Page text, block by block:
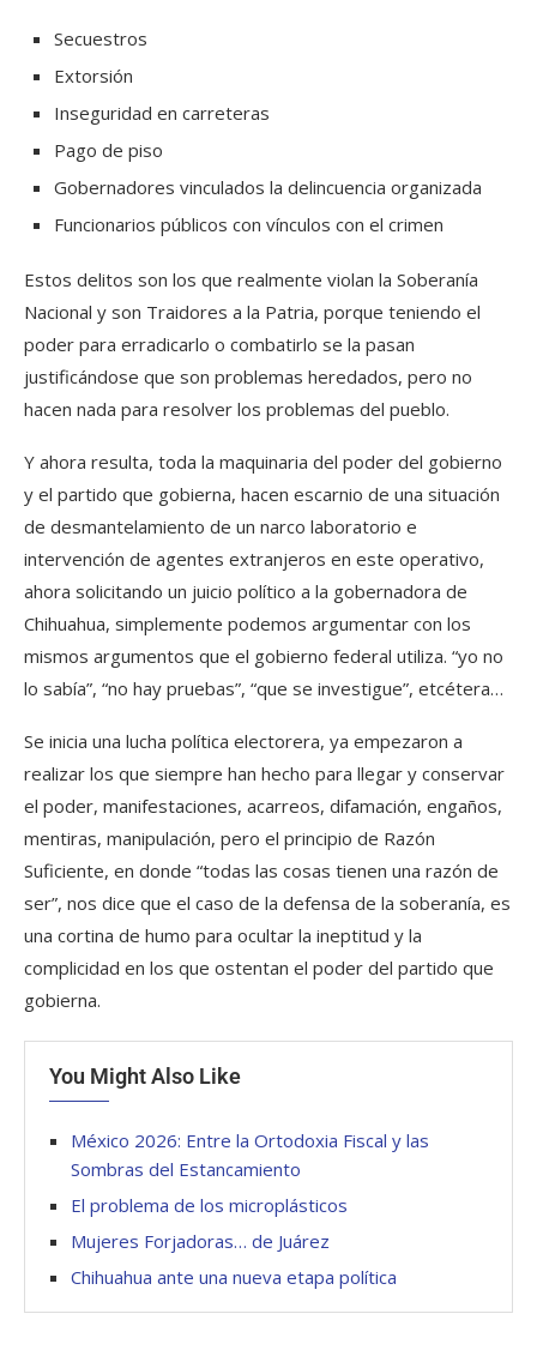
Secuestros
Extorsión
Inseguridad en carreteras
Pago de piso
Gobernadores vinculados la delincuencia organizada
Funcionarios públicos con vínculos con el crimen
Estos delitos son los que realmente violan la Soberanía
Nacional y son Traidores a la Patria, porque teniendo el
poder para erradicarlo o combatirlo se la pasan
justificándose que son problemas heredados, pero no
hacen nada para resolver los problemas del pueblo.
Y ahora resulta, toda la maquinaria del poder del gobierno
y el partido que gobierna, hacen escarnio de una situación
de desmantelamiento de un narco laboratorio e
intervención de agentes extranjeros en este operativo,
ahora solicitando un juicio político a la gobernadora de
Chihuahua, simplemente podemos argumentar con los
mismos argumentos que el gobierno federal utiliza. “yo no
lo sabía”, “no hay pruebas”, “que se investigue”, etcétera…
Se inicia una lucha política electorera, ya empezaron a
realizar los que siempre han hecho para llegar y conservar
el poder, manifestaciones, acarreos, difamación, engaños,
mentiras, manipulación, pero el principio de Razón
Suficiente, en donde “todas las cosas tienen una razón de
ser”, nos dice que el caso de la defensa de la soberanía, es
una cortina de humo para ocultar la ineptitud y la
complicidad en los que ostentan el poder del partido que
gobierna.
You Might Also Like
México 2026: Entre la Ortodoxia Fiscal y las
Sombras del Estancamiento
El problema de los microplásticos
Mujeres Forjadoras… de Juárez
Chihuahua ante una nueva etapa política